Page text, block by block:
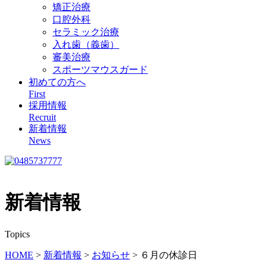
矯正治療
口腔外科
セラミック治療
入れ歯（義歯）
審美治療
スポーツマウスガード
初めての方へ
First
採用情報
Recruit
新着情報
News
新着情報
Topics
HOME > 新着情報 > お知らせ > ６月の休診日